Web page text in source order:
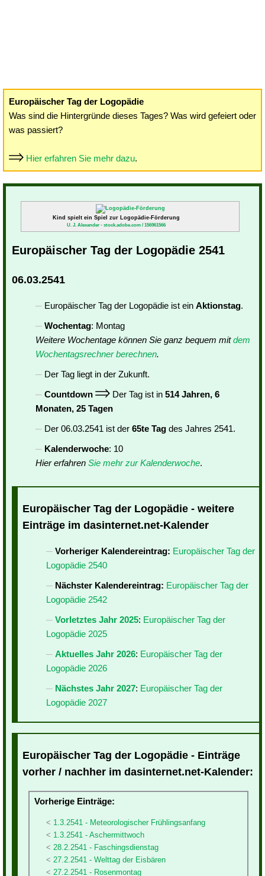
Europäischer Tag der Logopädie
Was sind die Hintergründe dieses Tages? Was wird gefeiert oder
was passiert?
Hier erfahren Sie mehr dazu.
Kind spielt ein Spiel zur Logopädie-Förderung
U. J. Alexander - stock.adobe.com / 156961566
Europäischer Tag der Logopädie 2541
06.03.2541
Europäischer Tag der Logopädie ist ein Aktionstag.
Wochentag: Montag
Weitere Wochentage können Sie ganz bequem mitdem
Wochentagsrechner berechnen.
Der Tag liegt in der Zukunft.
Countdown
Der Tag ist in 514 Jahren, 6
Monaten, 25 Tagen
Der 06.03.2541 ist der 65te Tag des Jahres 2541.
Kalenderwoche: 10
Hier erfahren Sie mehr zur Kalenderwoche.
Europäischer Tag der Logopädie - weitere
Einträge im dasinternet.net-Kalender
Vorheriger Kalendereintrag: Europäischer Tag der
Logopädie 2540
Nächster Kalendereintrag: Europäischer Tag der
Logopädie 2542
Vorletztes Jahr 2025: Europäischer Tag der
Logopädie 2025
Aktuelles Jahr 2026: Europäischer Tag der
Logopädie 2026
Nächstes Jahr 2027: Europäischer Tag der
Logopädie 2027
Europäischer Tag der Logopädie - Einträge
vorher / nachher im dasinternet.net-Kalender:
Vorherige Einträge:
1.3.2541 - Meteorologischer Frühlingsanfang
1.3.2541 - Aschermittwoch
28.2.2541 - Faschingsdienstag
27.2.2541 - Welttag der Eisbären
27.2.2541 - Rosenmontag